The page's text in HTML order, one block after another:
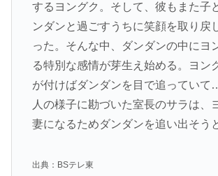
するヨングク。そして、彼もまた子
ンダンと過ごすうちに笑顔を取り戻
った。そんな中、ダンダンの中にヨ
る特別な感情が芽生え始める。ヨン
が付けばダンダンを目で追っていて
人の様子に勘づいた室長のサラは、
妻になるためダンダンを追い出そう
出典：BSテレ東